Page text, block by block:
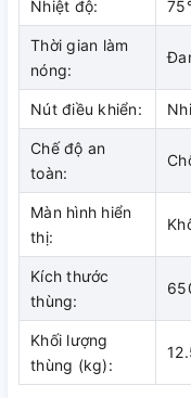
thuật để ngăn sự cố
THANH
Mg anode có tác
cho chất lượng nước
nghiên cứu và phát
hơn giúp chống ăn
Nhiệt độ:
Thời gian làm
nóng:
Nút điều khiển:
Chế độ an
toàn:
Màn hình hiển
thị:
Kích thước
thùng:
Khối lượng
thùng (kg):